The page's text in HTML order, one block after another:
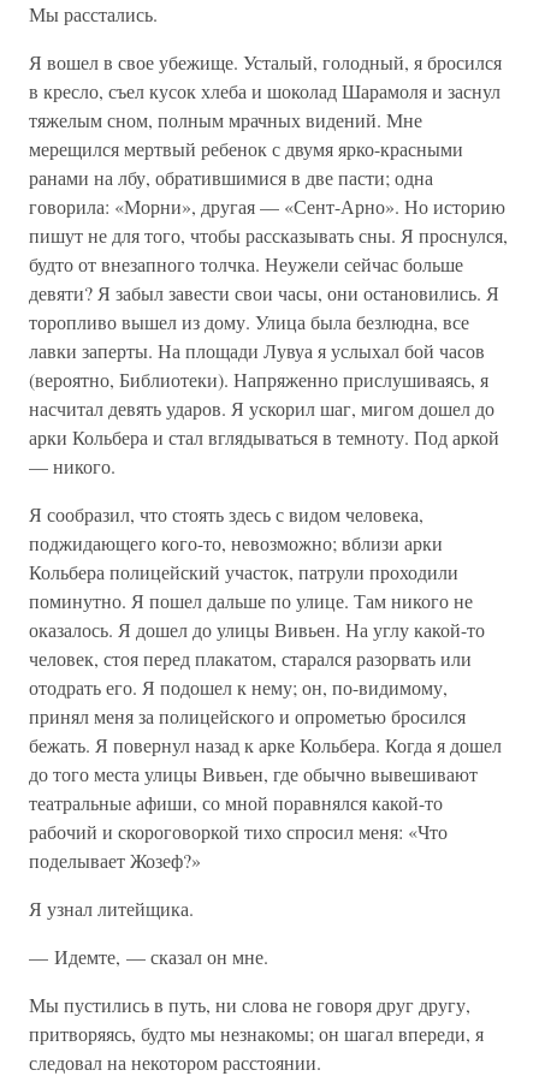
Мы расстались.
Я вошел в свое убежище. Усталый, голодный, я бросился
в кресло, съел кусок хлеба и шоколад Шарамоля и заснул
тяжелым сном, полным мрачных видений. Мне
мерещился мертвый ребенок с двумя ярко-красными
ранами на лбу, обратившимися в две пасти; одна
говорила: «Морни», другая — «Сент-Арно». Но историю
пишут не для того, чтобы рассказывать сны. Я проснулся,
будто от внезапного толчка. Неужели сейчас больше
девяти? Я забыл завести свои часы, они остановились. Я
торопливо вышел из дому. Улица была безлюдна, все
лавки заперты. На площади Лувуа я услыхал бой часов
(вероятно, Библиотеки). Напряженно прислушиваясь, я
насчитал девять ударов. Я ускорил шаг, мигом дошел до
арки Кольбера и стал вглядываться в темноту. Под аркой
— никого.
Я сообразил, что стоять здесь с видом человека,
поджидающего кого-то, невозможно; вблизи арки
Кольбера полицейский участок, патрули проходили
поминутно. Я пошел дальше по улице. Там никого не
оказалось. Я дошел до улицы Вивьен. На углу какой-то
человек, стоя перед плакатом, старался разорвать или
отодрать его. Я подошел к нему; он, по-видимому,
принял меня за полицейского и опрометью бросился
бежать. Я повернул назад к арке Кольбера. Когда я дошел
до того места улицы Вивьен, где обычно вывешивают
театральные афиши, со мной поравнялся какой-то
рабочий и скороговоркой тихо спросил меня: «Что
поделывает Жозеф?»
Я узнал литейщика.
— Идемте, — сказал он мне.
Мы пустились в путь, ни слова не говоря друг другу,
притворяясь, будто мы незнакомы; он шагал впереди, я
следовал на некотором расстоянии.